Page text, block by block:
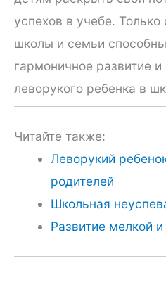
успехов в учебе.
школы и семьи
гармоничное развитие
леворукого ребенка в
Читайте также:
Леворукий
родителей
Школьная
Развитие мелкой